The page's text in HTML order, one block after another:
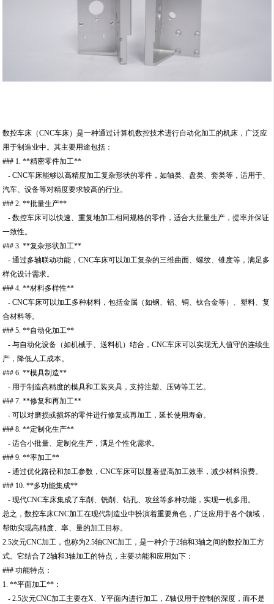
数控车床（CNC车床）是一种通过计算机数控技术进行自动化加工的机床，广泛应
用于制造业中。其主要用途包括：
### 1. **精密零件加工**
- CNC车床能够以高精度加工复杂形状的零件，如轴类、盘类、套类等，适用于、
汽车、设备等对精度要求较高的行业。
### 2. **批量生产**
- 数控车床可以快速、重复地加工相同规格的零件，适合大批量生产，提率并保证
一致性。
### 3. **复杂形状加工**
- 通过多轴联动功能，CNC车床可以加工复杂的三维曲面、螺纹、锥度等，满足多
样化设计需求。
### 4. **材料多样性**
- CNC车床可以加工多种材料，包括金属（如钢、铝、铜、钛合金等）、塑料、复
合材料等。
### 5. **自动化加工**
- 与自动化设备（如机械手、送料机）结合，CNC车床可以实现无人值守的连续生
产，降低人工成本。
### 6. **模具制造**
- 用于制造高精度的模具和工装夹具，支持注塑、压铸等工艺。
### 7. **修复和再加工**
- 可以对磨损或损坏的零件进行修复或再加工，延长使用寿命。
### 8. **定制化生产**
- 适合小批量、定制化生产，满足个性化需求。
### 9. **率加工**
- 通过优化路径和加工参数，CNC车床可以显著提高加工效率，减少材料浪费。
### 10. **多功能集成**
- 现代CNC车床集成了车削、铣削、钻孔、攻丝等多种功能，实现一机多用。
总之，数控车床CNC加工在现代制造业中扮演着重要角色，广泛应用于各个领域，
帮助实现高精度、率、量的加工目标。
2.5次元CNC加工，也称为2.5轴CNC加工，是一种介于2轴和3轴之间的数控加工方
式。它结合了2轴和3轴加工的特点，主要功能和应用如下：
### 功能特点：
1. **平面加工**：
- 2.5次元CNC加工主要在X、Y平面内进行加工，Z轴仅用于控制的深度，而不是